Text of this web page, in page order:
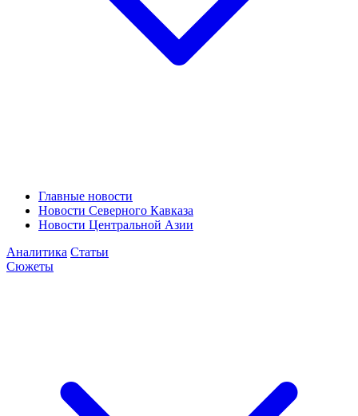
Главные новости
Новости Северного Кавказа
Новости Центральной Азии
Аналитика Статьи
Сюжеты